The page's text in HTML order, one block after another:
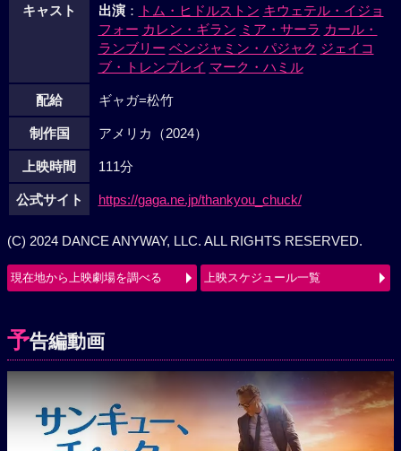
キャスト
出演： トム・ヒドルストン キウェテル・イジョ
フォー カレン・ギラン ミア・サーラ カール・
ランブリー ベンジャミン・パジャク ジェイコ
ブ・トレンブレイ マーク・ハミル
配給 ギャガ=松竹
制作国 アメリカ（2024）
上映時間 111分
公式サイト https://gaga.ne.jp/thankyou_chuck/
(C) 2024 DANCE ANYWAY, LLC. ALL RIGHTS RESERVED.
現在地から上映劇場を調べる 上映スケジュール一覧
予告編動画